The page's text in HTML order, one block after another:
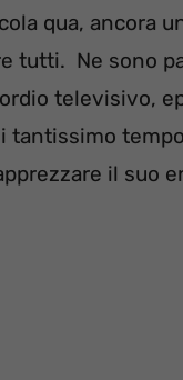
qua, ancora
tutti. Ne sono
televisivo,
tantissimo
il suo